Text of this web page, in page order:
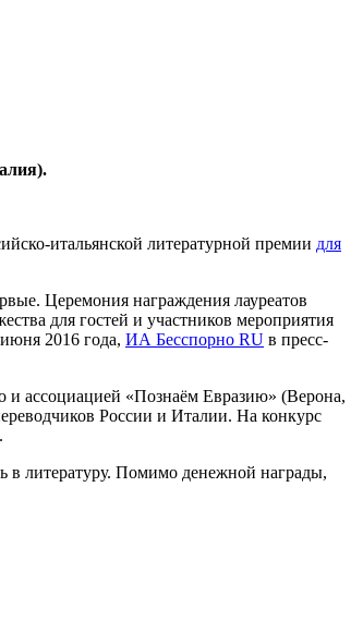
итальянской литературной премии для
Церемония награждения лауреатов
для гостей и участников мероприятия
2016 года, ИА Бесспорно RU в пресс-
ассоциацией «Познаём Евразию» (Верона,
России и Италии. На конкурс
литературу. Помимо денежной награды,